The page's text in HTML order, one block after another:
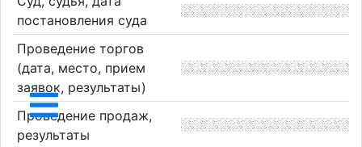
постановления суда
Проведение торгов
(дата, место, прием
заявок, результаты)
Проведение продаж,
результаты